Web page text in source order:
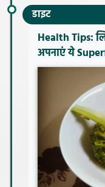
डाइट
Health Tips:
अपनाएं ये